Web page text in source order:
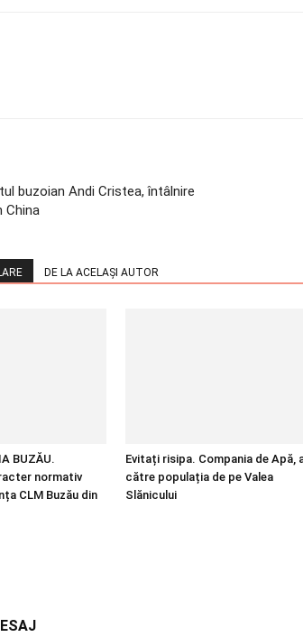
buzoian Andi Cristea, întâlnire
China
DE LA ACELAȘI AUTOR
BUZĂU.
normativ
CLM Buzău din
Evitați risipa. Compania de Apă,
către populația de pe Valea
Slănicului